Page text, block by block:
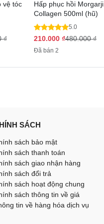
vệ tóc
₫
Hấp phục hồi Morgarji
Collagen 500ml (hũ)
5.0
210.000 ₫480.000₫
Đã bán 2
SÁCH
sách bảo mật
sách thanh toán
sách giao nhận hàng
sách đổi trả
sách hoạt động chung
sách thông tin về giá
tin về hàng hóa dịch vụ